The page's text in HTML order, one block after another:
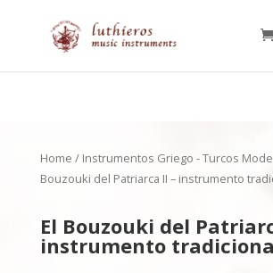
Home / Instrumentos Griego - Turcos
Bouzouki del Patriarca II – instrumento
El Bouzouki del
instrumento